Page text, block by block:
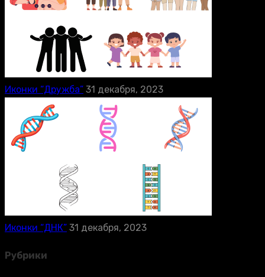
Иконки “Дружба” 31 декабря, 2023
Иконки “ДНК” 31 декабря, 2023
Рубрики